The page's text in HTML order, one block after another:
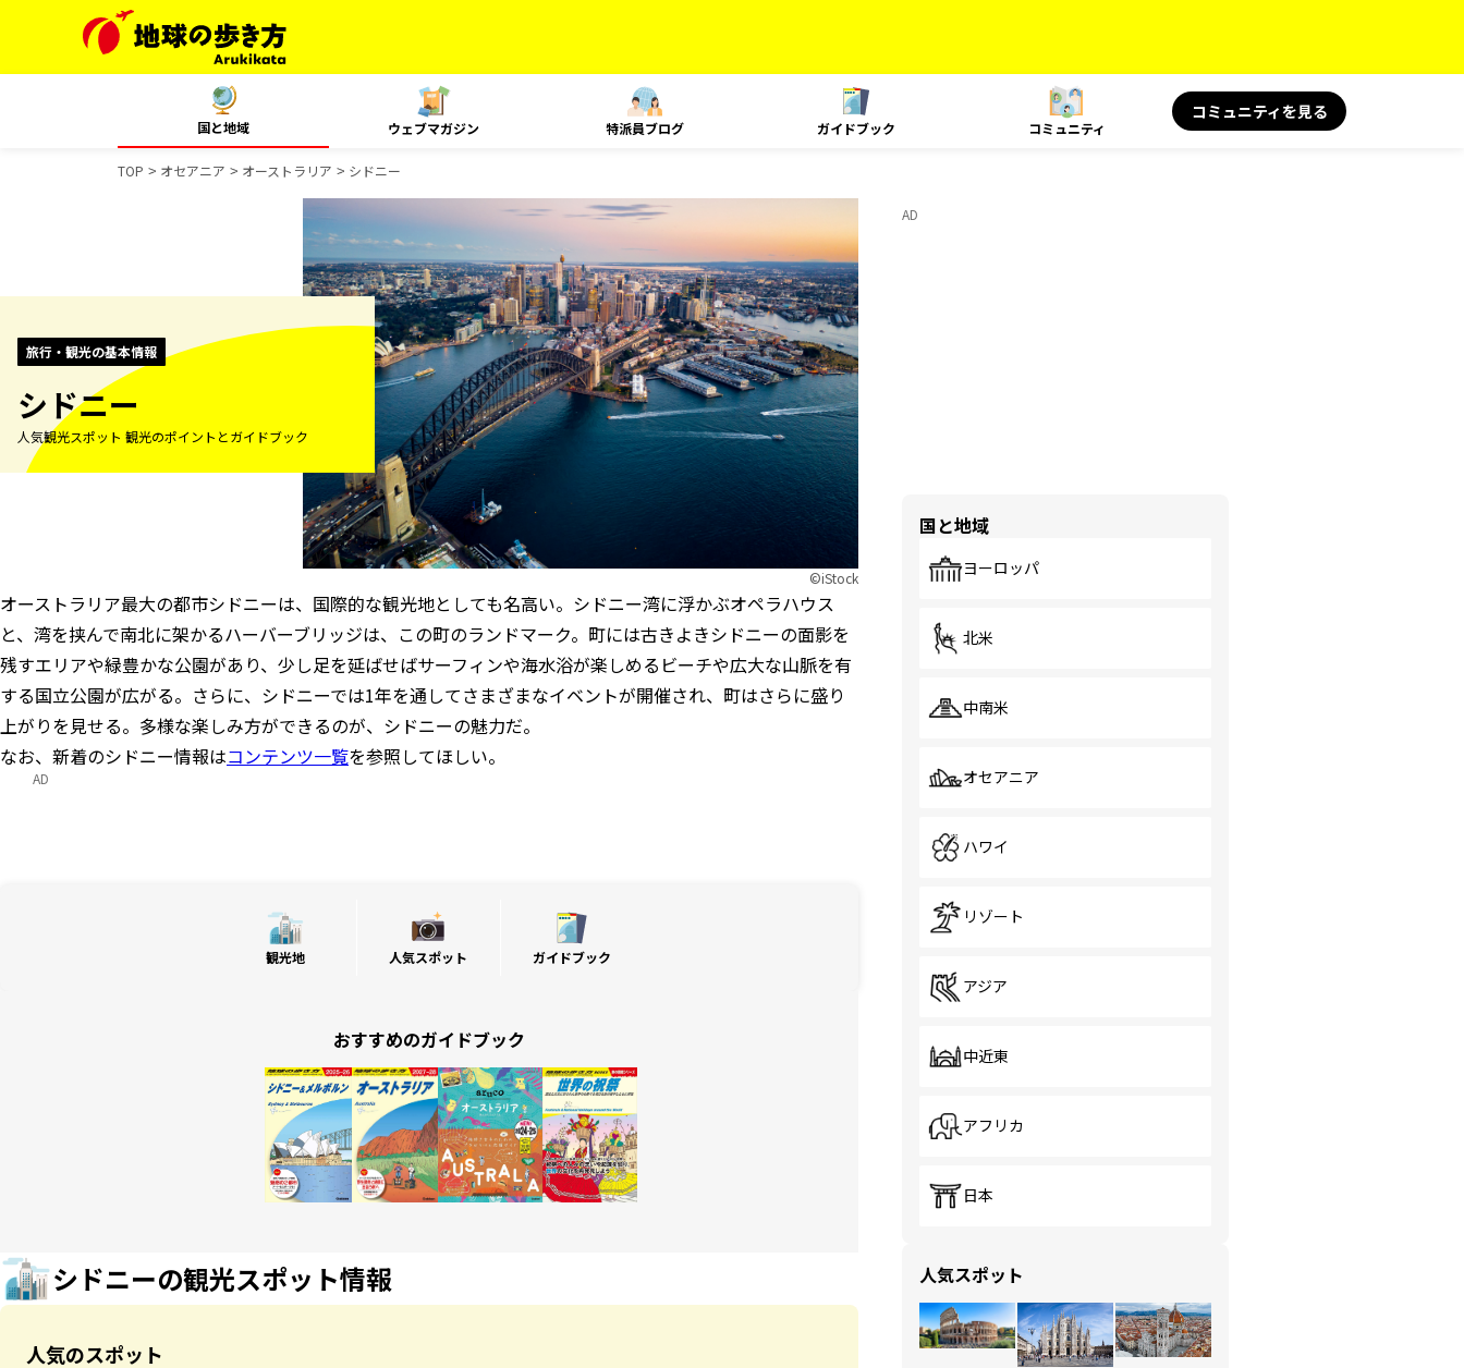
国と地域 ウェブマガジン 特派員ブログ ガイドブック コミュニティ
コミュニティを見る
TOP オセアニア オーストラリア シドニー
旅行・観光の基本情報
シドニー
人気観光スポット 観光のポイントとガイドブック
©iStock
オーストラリア最大の都市シドニーは、国際的な観光地としても名高い。シドニー湾に浮かぶオペラハウス
と、湾を挟んで南北に架かるハーバーブリッジは、この町のランドマーク。町には古きよきシドニーの面影を
残すエリアや緑豊かな公園があり、少し足を延ばせばサーフィンや海水浴が楽しめるビーチや広大な山脈を有
する国立公園が広がる。さらに、シドニーでは1年を通してさまざまなイベントが開催され、町はさらに盛り
上がりを見せる。多様な楽しみ方ができるのが、シドニーの魅力だ。
なお、新着のシドニー情報はコンテンツ一覧を参照してほしい。
AD
観光地 人気スポット ガイドブック
おすすめのガイドブック
シドニーの観光スポット情報
人気のスポット
AD
国と地域
ヨーロッパ
北米
中南米
オセアニア
ハワイ
リゾート
アジア
中近東
アフリカ
日本
人気スポット